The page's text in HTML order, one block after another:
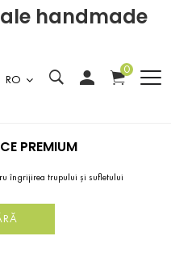
handmade
RO
0
PREMIUM
îngrijirea trupului și sufletului